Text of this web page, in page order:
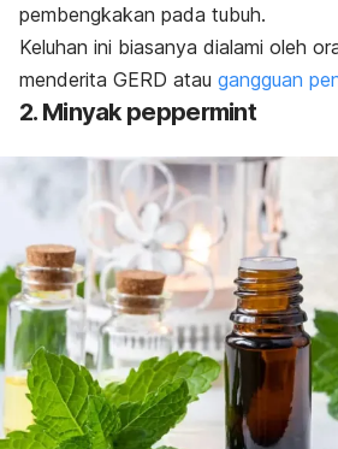
pembengkakan pada tubuh.
Keluhan ini biasanya dialami oleh
menderita GERD atau gangguan
2. Minyakpeppermint